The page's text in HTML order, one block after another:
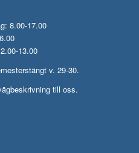
8.00-17.00
13.00
v. 29-30.
till oss.